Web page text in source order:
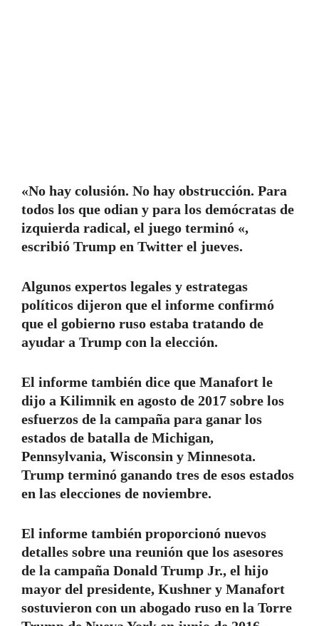
«No hay colusión. No hay obstrucción. Para
todos los que odian y para los demócratas de
izquierda radical, el juego terminó «,
escribió Trump en Twitter el jueves.
Algunos expertos legales y estrategas
políticos dijeron que el informe confirmó
que el gobierno ruso estaba tratando de
ayudar a Trump con la elección.
El informe también dice que Manafort le
dijo a Kilimnik en agosto de 2017 sobre los
esfuerzos de la campaña para ganar los
estados de batalla de Michigan,
Pennsylvania, Wisconsin y Minnesota.
Trump terminó ganando tres de esos estados
en las elecciones de noviembre.
El informe también proporcionó nuevos
detalles sobre una reunión que los asesores
de la campaña Donald Trump Jr., el hijo
mayor del presidente, Kushner y Manafort
sostuvieron con un abogado ruso en la Torre